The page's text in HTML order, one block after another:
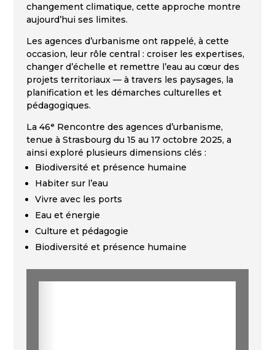
changement climatique, cette approche montre
aujourd’hui ses limites.
Les agences d’urbanisme ont rappelé, à cette
occasion, leur rôle central : croiser les expertises,
changer d’échelle et remettre l’eau au cœur des
projets territoriaux — à travers les paysages, la
planification et les démarches culturelles et
pédagogiques.
La 46ᵉ Rencontre des agences d’urbanisme,
tenue à Strasbourg du 15 au 17 octobre 2025, a
ainsi exploré plusieurs dimensions clés :
Biodiversité et présence humaine
Habiter sur l’eau
Vivre avec les ports
Eau et énergie
Culture et pédagogie
Biodiversité et présence humaine